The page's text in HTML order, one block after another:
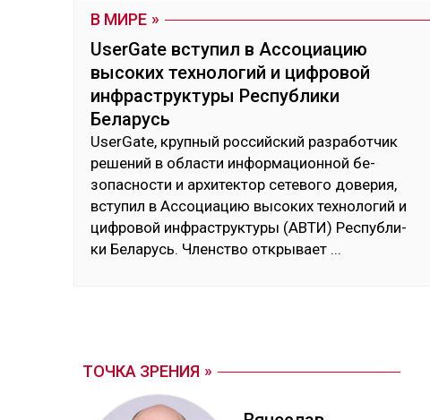
В МИРЕ
UserGate вступил в Ассоциацию
высоких технологий и цифровой
инфраструктуры Республики
Беларусь
UserGate, круп­ный рос­сий­ский раз­ра­бот­чик
ре­шений в об­лас­ти ин­фор­ма­цион­ной бе­
зопас­нос­ти и ар­хи­тек­тор се­тево­го до­верия,
всту­пил в Ас­со­циа­цию вы­соких тех­но­логий и
циф­ро­вой ин­фраструк­ту­ры (АВ­ТИ) Рес­пуб­ли­
ки Бе­ларусь. Членс­тво от­кры­вает ...
ТОЧКА ЗРЕНИЯ